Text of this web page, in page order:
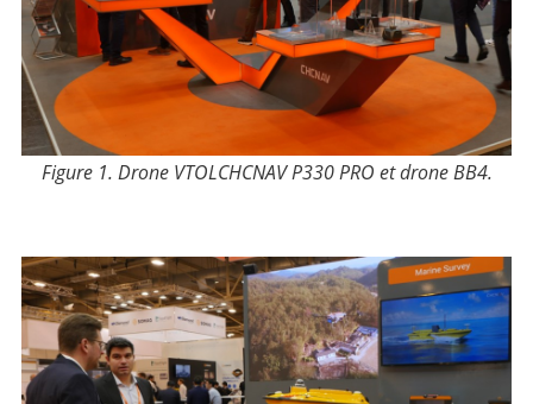
Figure 1. Drone VTOLCHCNAVP330 PRO et drone BB4.